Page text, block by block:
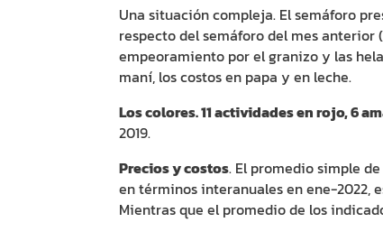
Una situación compleja. El semáforo
respecto del semáforo del mes anterior
empeoramiento por el granizo y las
maní, los costos en papa y en leche.
Los colores. 11 actividades en rojo, 6
2019.
Precios y costos. El promedio simple
en términos interanuales en ene-2022,
Mientras que el promedio de los